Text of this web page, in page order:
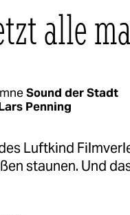
alle
Sound der Stadt
Penning
Luftkind
staunen. Und